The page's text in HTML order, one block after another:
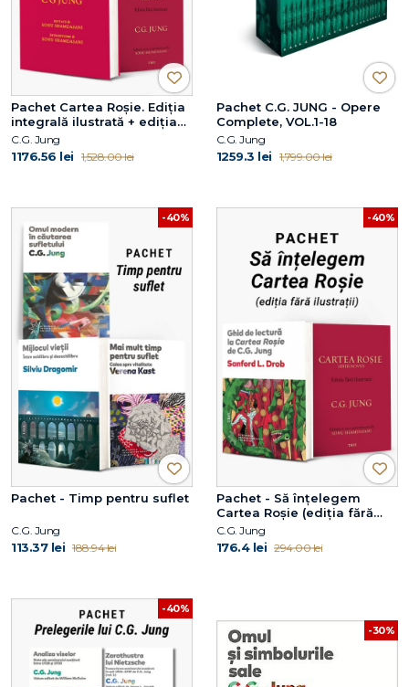
Pachet Cartea Roșie. Ediția
integrală ilustrată + ediția
fără ilustrații
C.G. Jung
1176.56 lei 1,528.00 lei
Pachet C.G. JUNG - Opere
Complete, VOL.1-18
C.G. Jung
1259.3 lei 1,799.00 lei
-40%
Pachet - Timp pentru suflet
C.G. Jung
113.37 lei 188.94 lei
-40%
Pachet - Să înțelegem
Cartea Roșie (ediția fără
ilustrații)
C.G. Jung
176.4 lei 294.00 lei
-40%
-30%